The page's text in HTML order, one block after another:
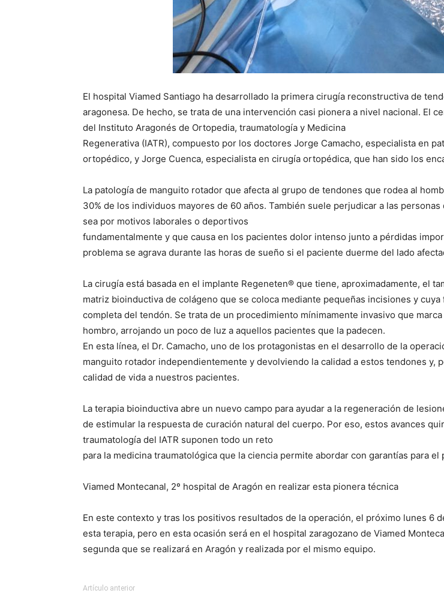
El hospital Viamed Santiago ha desarrollado la primera cirugía reconstructiva de
aragonesa. De hecho, se trata de una intervención casi pionera a nivel nacional. El
del Instituto Aragonés de Ortopedia, traumatología y Medicina
Regenerativa (IATR), compuesto por los doctores Jorge Camacho, especialista en
ortopédico, y Jorge Cuenca, especialista en cirugía ortopédica, que han sido los
La patología de manguito rotador que afecta al grupo de tendones que rodea al
30% de los individuos mayores de 60 años. También suele perjudicar a las
sea por motivos laborales o deportivos
fundamentalmente y que causa en los pacientes dolor intenso junto a pérdidas
problema se agrava durante las horas de sueño si el paciente duerme del lado
La cirugía está basada en el implante Regeneten® que tiene, aproximadamente, el
matriz bioinductiva de colágeno que se coloca mediante pequeñas incisiones y
completa del tendón. Se trata de un procedimiento mínimamente invasivo que
hombro, arrojando un poco de luz a aquellos pacientes que la padecen.
En esta línea, el Dr. Camacho, uno de los protagonistas en el desarrollo de la
manguito rotador independientemente y devolviendo la calidad a estos tendones y,
calidad de vida a nuestros pacientes.
La terapia bioinductiva abre un nuevo campo para ayudar a la regeneración de
de estimular la respuesta de curación natural del cuerpo. Por eso, estos avances
traumatología del IATR suponen todo un reto
para la medicina traumatológica que la ciencia permite abordar con garantías para el
Viamed Montecanal, 2º hospital de Aragón en realizar esta pionera técnica
En este contexto y tras los positivos resultados de la operación, el próximo lunes 6
esta terapia, pero en esta ocasión será en el hospital zaragozano de Viamed
segunda que se realizará en Aragón y realizada por el mismo equipo.
Artículo anterior